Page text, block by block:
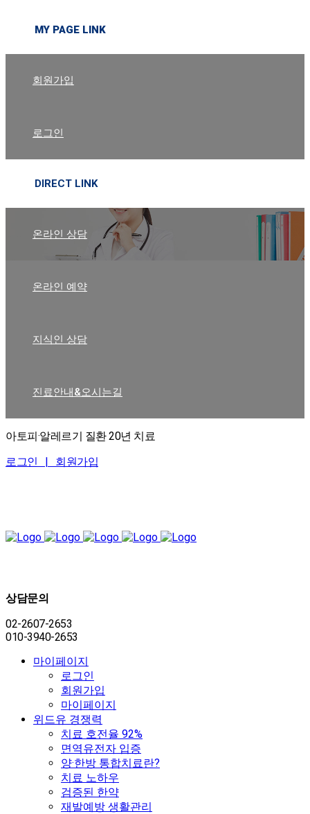
MY PAGE LINK
회원가입
로그인
DIRECT LINK
온라인 상담
온라인 예약
지식인 상담
진료안내&오시는길
아토피·알레르기 질환 20년 치료
로그인 | 회원가입
상담문의
02-2607-2653
010-3940-2653
마이페이지
로그인
회원가입
마이페이지
위드유 경쟁력
치료 호전율 92%
면역유전자 입증
양·한방 통합치료란?
치료 노하우
검증된 한약
재발예방 생활관리